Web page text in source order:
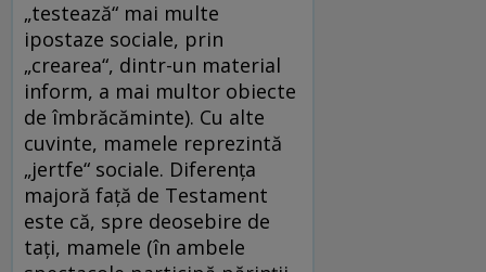
„testează“ mai multe
ipostaze sociale, prin
„crearea“, dintr-un material
inform, a mai multor obiecte
de îmbrăcăminte). Cu alte
cuvinte, mamele reprezintă
„jertfe“ sociale. Diferenţa
majoră faţă de Testament
este că, spre deosebire de
taţi, mamele (în ambele